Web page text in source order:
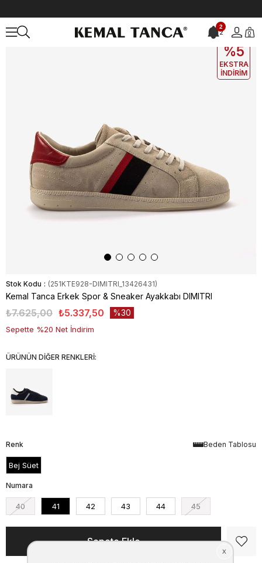
2
2 0
EKLE5
%5
EKSTRA
İNDİRİM
Stok Kodu (251KTE928-DIMITRI_13426431)
Kemal Tanca Erkek Spor & Sneaker Ayakkabı DIMITRI
₺7.625,00 ₺5.337,50 30
Sepette %20 Net İndirim
ÜRÜNÜN DİĞER RENKLERİ:
Beden Tablosu
Renk
Bej Süet
Numara
40 41 42 43 44 45